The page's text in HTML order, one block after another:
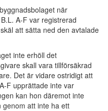
när
A-F var registrerad
att sätta ned den avtalade
inte erhöll det
skall vara tillförsäkrad
Det är vidare ostridigt att
F upprättade inte var
kan hon däremot inte
genom att inte ha ett